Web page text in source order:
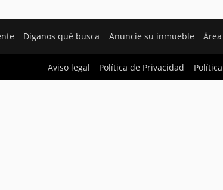
Díganos qué busca Anuncie su inmueble
Aviso legal Política de Privacidad